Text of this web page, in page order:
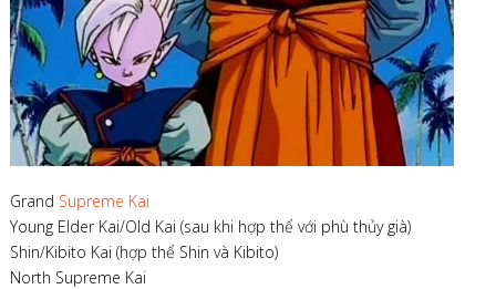
Grand Supreme Kai
Young Elder Kai/Old Kai (sau khi hợp thể với phù thủy già)
Shin/Kibito Kai (hợp thể Shin và Kibito)
North Supreme Kai